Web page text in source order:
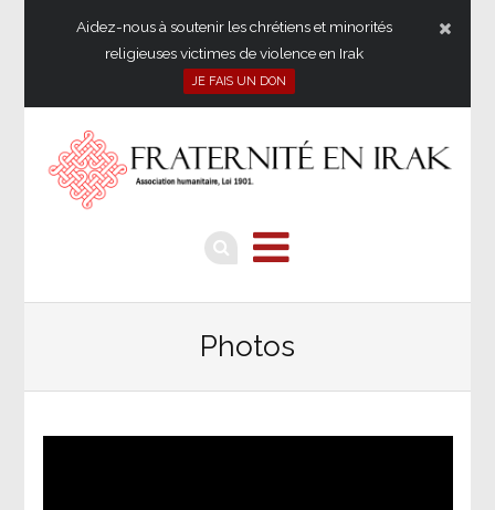
Aidez-nous à soutenir les chrétiens et minorités
religieuses victimes de violence en Irak
JE FAIS UN DON
Photos